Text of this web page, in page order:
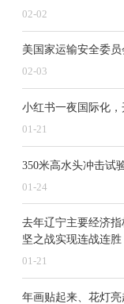
02-02
美国家运输安全委
02-03
小红书一夜国际化
01-21
350米高水头冲击试
01-24
去年辽宁主要经济
坚之战实现连战连胜
01-21
年画贴起来、花灯